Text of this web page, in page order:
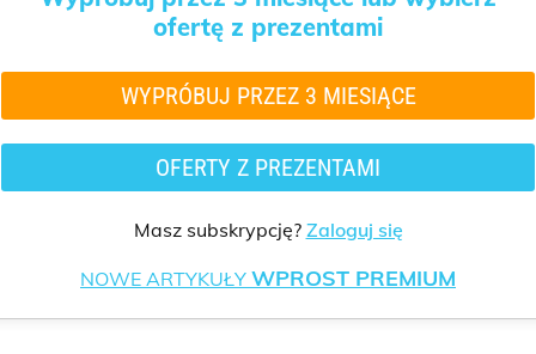
ofertę z prezentami
WYPRÓBUJ PRZEZ 3 MIESIĄCE
OFERTY Z PREZENTAMI
Masz subskrypcję? Zaloguj się
NOWE ARTYKUŁY WPROST PREMIUM